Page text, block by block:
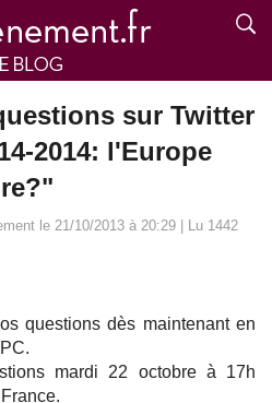
sur Twitter
2014: l'Europe
le 21/10/2013 à 20:29 | Lu 1442
questions dès maintenant en
mardi 22 octobre à 17h